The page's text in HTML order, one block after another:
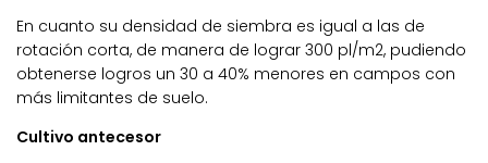
En cuanto su densidad de siembra es igual a las de
rotación corta, de manera de lograr 300 pl/m2, pudiendo
obtenerse logros un 30 a 40% menores en campos con
más limitantes de suelo.
Cultivo antecesor